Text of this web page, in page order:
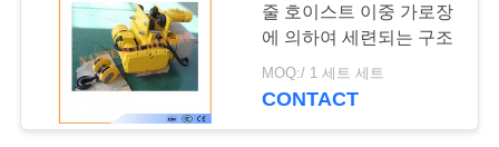
줄 호이스트 이중 가로장
에 의하여 세련되는 구조
MOQ:/ 1 세트 세트
CONTACT